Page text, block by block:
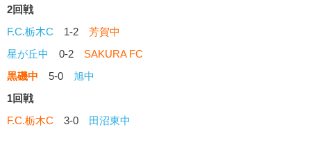
2回戦
F.C.栃木C 1-2 芳賀中
星が丘中
0-2 SAKURA FC
黒磯中 5-0 旭中
1回戦
F.C.栃木C 3-0 田沼東中